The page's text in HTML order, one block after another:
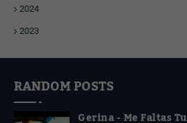
2024
2023
RANDOM POSTS
Gerina - Me Faltas Tu